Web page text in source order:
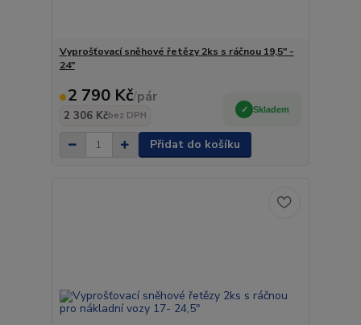
Vyprošťovací sněhové řetězy 2ks s ráčnou 19,5" -
24"
2 790 Kč/pár
2 306 Kčbez DPH
Skladem
Přidat do košíku